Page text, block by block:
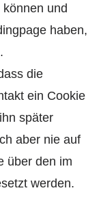
und
haben,
die
ein Cookie
später
aber nie auf
über den im
werden.